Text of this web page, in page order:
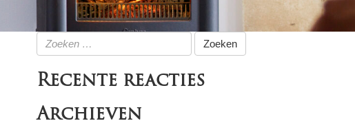
Zoeken
naar:
Recente reacties
Archieven